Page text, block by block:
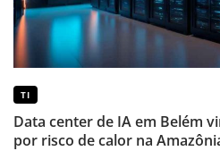
TI
Data center de IA em Belém
por risco de calor na